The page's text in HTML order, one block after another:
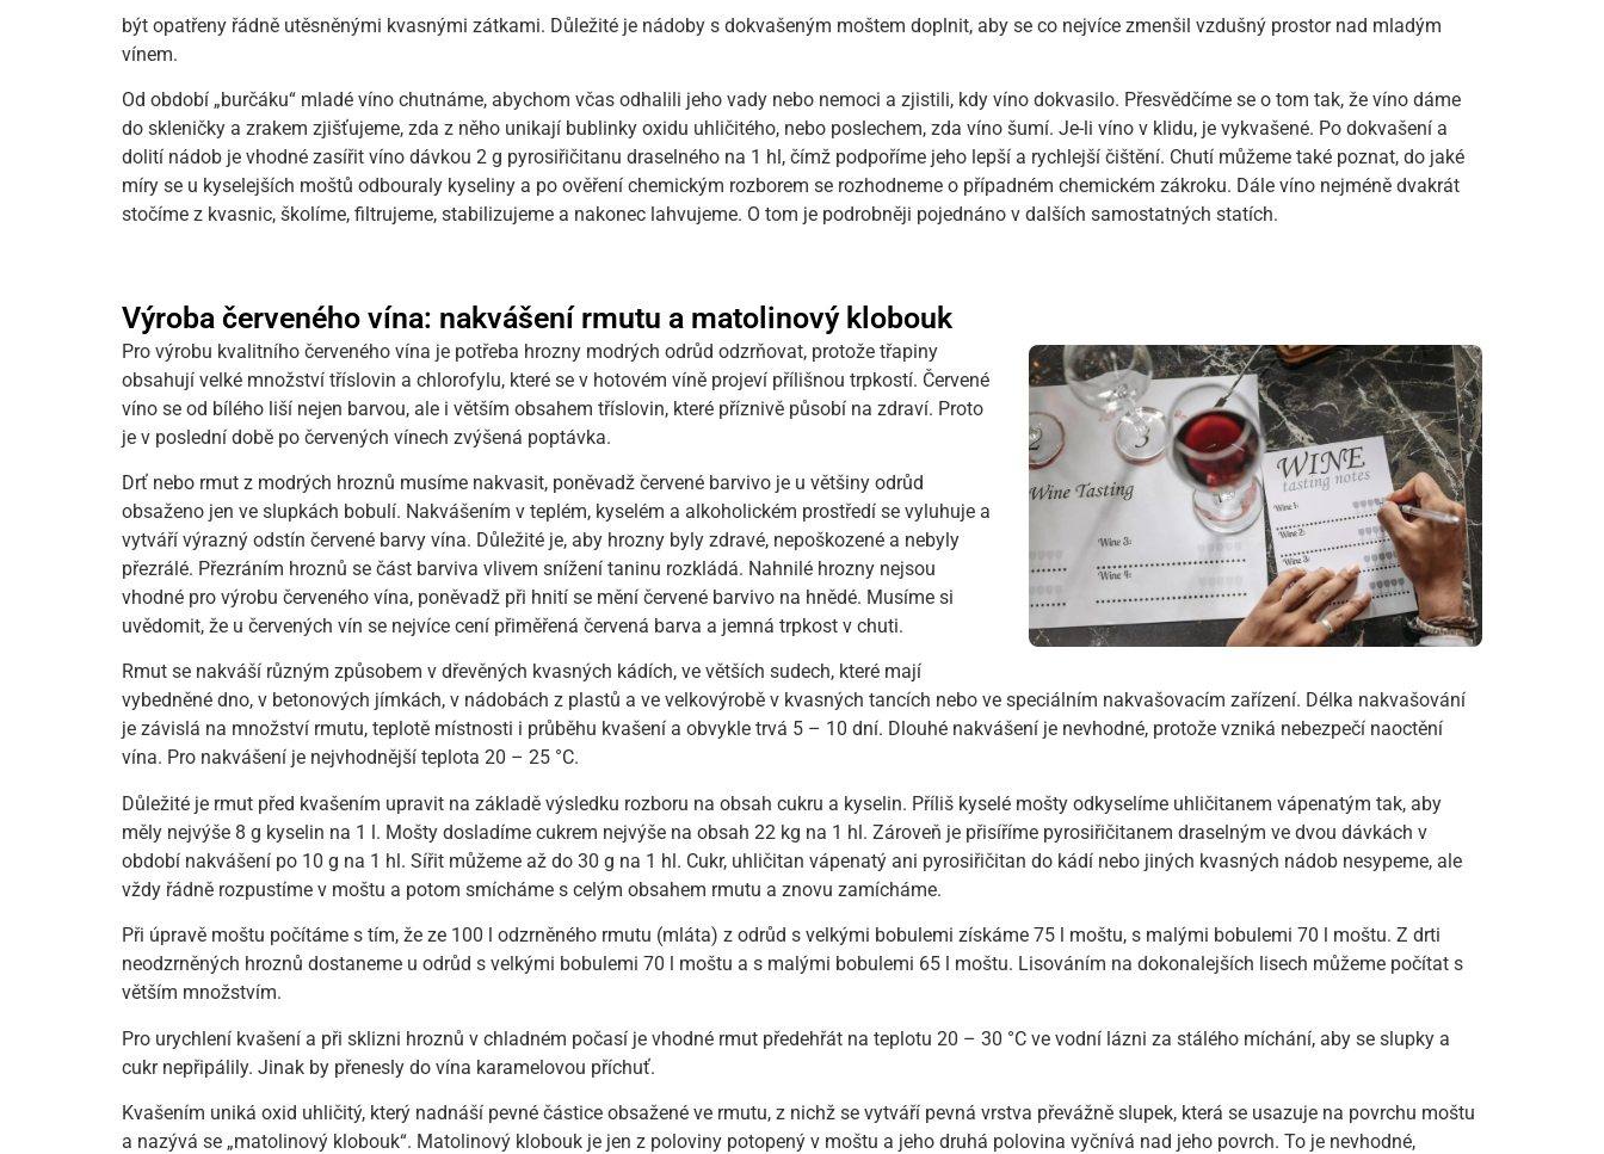
být opatřeny řádně utěsněnými kvasnými zátkami. Důležité je nádoby s dokvašeným moštem doplnit, aby se co nejvíce zmenšil vzdušný prostor nad mladým
vínem.
Od období „burčáku“ mladé víno chutnáme, abychom včas odhalili jeho vady nebo nemoci a zjistili, kdy víno dokvasilo. Přesvědčíme se o tom tak, že víno dáme
do skleničky a zrakem zjišťujeme, zda z něho unikají bublinky oxidu uhličitého, nebo poslechem, zda víno šumí. Je-li víno v klidu, je vykvašené. Po dokvašení a
dolití nádob je vhodné zasířit víno dávkou 2 g pyrosiřičitanu draselného na 1 hl, čímž podpoříme jeho lepší a rychlejší čištění. Chutí můžeme také poznat, do jaké
míry se u kyselejších moštů odbouraly kyseliny a po ověření chemickým rozborem se rozhodneme o případném chemickém zákroku. Dále víno nejméně dvakrát
stočíme z kvasnic, školíme, filtrujeme, stabilizujeme a nakonec lahvujeme. O tom je podrobněji pojednáno v dalších samostatných statích.
Výroba červeného vína: nakvášení rmutu a matolinový klobouk
Pro výrobu kvalitního červeného vína je potřeba hrozny modrých odrůd odzrňovat, protože třapiny
obsahují velké množství tříslovin a chlorofylu, které se v hotovém víně projeví přílišnou trpkostí. Červené
víno se od bílého liší nejen barvou, ale i větším obsahem tříslovin, které příznivě působí na zdraví. Proto
je v poslední době po červených vínech zvýšená poptávka.
Drť nebo rmut z modrých hroznů musíme nakvasit, poněvadž červené barvivo je u většiny odrůd
obsaženo jen ve slupkách bobulí. Nakvášením v teplém, kyselém a alkoholickém prostředí se vyluhuje a
vytváří výrazný odstín červené barvy vína. Důležité je, aby hrozny byly zdravé, nepoškozené a nebyly
přezrálé. Přezráním hroznů se část barviva vlivem snížení taninu rozkládá. Nahnilé hrozny nejsou
vhodné pro výrobu červeného vína, poněvadž při hnití se mění červené barvivo na hnědé. Musíme si
uvědomit, že u červených vín se nejvíce cení přiměřená červená barva a jemná trpkost v chuti.
Rmut se nakváší různým způsobem v dřevěných kvasných kádích, ve větších sudech, které mají
vybedněné dno, v betonových jímkách, v nádobách z plastů a ve velkovýrobě v kvasných tancích nebo ve speciálním nakvašovacím zařízení. Délka nakvašování
je závislá na množství rmutu, teplotě místnosti i průběhu kvašení a obvykle trvá 5 – 10 dní. Dlouhé nakvášení je nevhodné, protože vzniká nebezpečí naoctění
vína. Pro nakvášení je nejvhodnější teplota 20 – 25 °C.
Důležité je rmut před kvašením upravit na základě výsledku rozboru na obsah cukru a kyselin. Příliš kyselé mošty odkyselíme uhličitanem vápenatým tak, aby
měly nejvýše 8 g kyselin na 1 l. Mošty dosladíme cukrem nejvýše na obsah 22 kg na 1 hl. Zároveň je přisíříme pyrosiřičitanem draselným ve dvou dávkách v
období nakvášení po 10 g na 1 hl. Sířit můžeme až do 30 g na 1 hl. Cukr, uhličitan vápenatý ani pyrosiřičitan do kádí nebo jiných kvasných nádob nesypeme, ale
vždy řádně rozpustíme v moštu a potom smícháme s celým obsahem rmutu a znovu zamícháme.
Při úpravě moštu počítáme s tím, že ze 100 l odzrněného rmutu (mláta) z odrůd s velkými bobulemi získáme 75 l moštu, s malými bobulemi 70 l moštu. Z drti
neodzrněných hroznů dostaneme u odrůd s velkými bobulemi 70 l moštu a s malými bobulemi 65 l moštu. Lisováním na dokonalejších lisech můžeme počítat s
větším množstvím.
Pro urychlení kvašení a při sklizni hroznů v chladném počasí je vhodné rmut předehřát na teplotu 20 – 30 °C ve vodní lázni za stálého míchání, aby se slupky a
cukr nepřipálily. Jinak by přenesly do vína karamelovou příchuť.
Kvašením uniká oxid uhličitý, který nadnáší pevné částice obsažené ve rmutu, z nichž se vytváří pevná vrstva převážně slupek, která se usazuje na povrchu moštu
a nazývá se „matolinový klobouk“. Matolinový klobouk je jen z poloviny potopený v moštu a jeho druhá polovina vyčnívá nad jeho povrch. To je nevhodné,